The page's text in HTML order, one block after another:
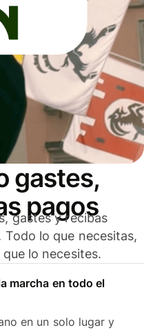
gastes,
pagos
gastes y recibas
lo que necesitas,
lo necesites.
marcha en todo el
en un solo lugar y